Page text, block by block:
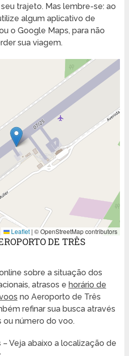
trajeto. Mas lembre-se: ao
algum aplicativo de
o Google Maps, para não
sua viagem.
Leaflet | © OpenStreetMap contributors
DE TRÊS
sobre a situação dos
atrasos e horário de
no Aeroporto de Três
refinar sua busca através
ou número do voo.
– Veja abaixo a localização de